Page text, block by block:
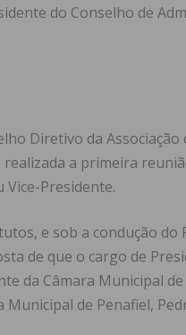
do Conselho de
Diretivo da
realizada a primeira
Vice-Presidente.
e sob a condução
de que o cargo de
da Câmara Municipal
Municipal de Penafiel,